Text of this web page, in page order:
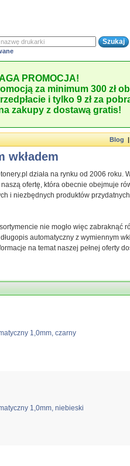
PROMOCJA!
za minimum 300 zł
i tylko 9 zł za
zakupy z dostawą gratis!
Blog
wkładem
działa na rynku od 2006 roku.
ofertę, która obecnie obejmuje
i niezbędnych produktów
nie mogło więc zabraknąć
automatyczny z wymiennym
na temat naszej pełnej oferty
1,0mm, czarny
1,0mm, niebieski